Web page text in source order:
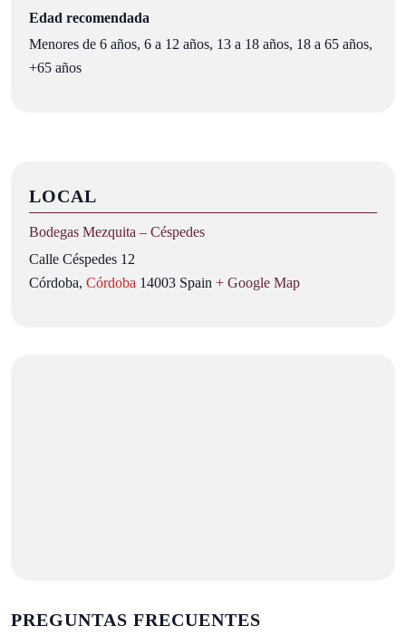
Edad recomendada
Menores de 6 años, 6 a 12 años, 13 a 18 años, 18 a 65 años,
+65 años
LOCAL
Bodegas Mezquita – Céspedes
Calle Céspedes 12
Córdoba, Córdoba 14003 Spain + Google Map
PREGUNTAS FRECUENTES